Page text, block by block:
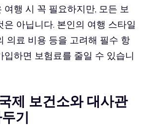
여행 시 꼭 필요하지만, 모든 보
은 아닙니다. 본인의 여행 스타일
의료 비용 등을 고려해 필수 항
입하면 보험료를 줄일 수 있습니
제 보건소와 대사관
기